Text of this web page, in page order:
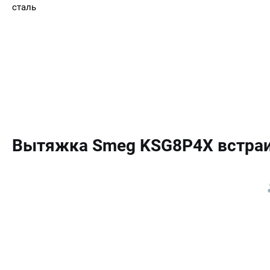
сталь
Вытяжка Smeg KSG8P4X